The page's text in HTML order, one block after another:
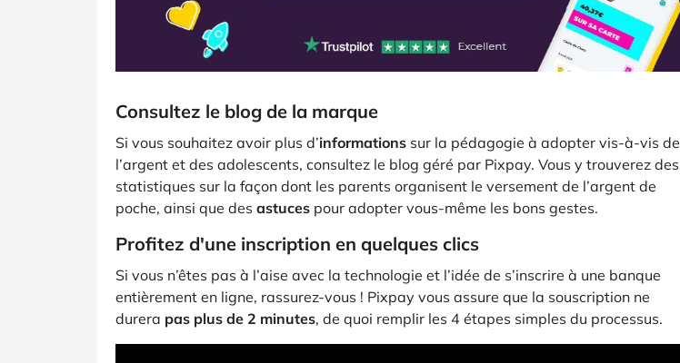
Consultez le blog de la marque
Si vous souhaitez avoir plus d’informations sur la pédagogie à adopter vis-à-vis de
l’argent et des adolescents, consultez le blog géré par Pixpay. Vous y trouverez des
statistiques sur la façon dont les parents organisent le versement de l’argent de
poche, ainsi que des astuces pour adopter vous-même les bons gestes.
Profitez d'une inscription en quelques clics
Si vous n’êtes pas à l’aise avec la technologie et l’idée de s’inscrire à une banque
entièrement en ligne, rassurez-vous ! Pixpay vous assure que la souscription ne
durera pas plus de 2 minutes, de quoi remplir les 4 étapes simples du processus.